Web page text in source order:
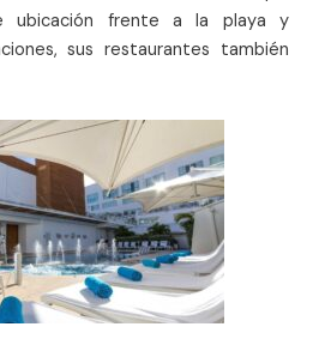
ubicación frente a la playa y
sus restaurantes también